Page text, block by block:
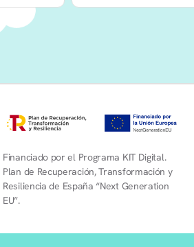
Financiado por el Programa KIT Digital.
Plan de Recuperación, Transformación y
Resiliencia de España “Next Generation
EU”.